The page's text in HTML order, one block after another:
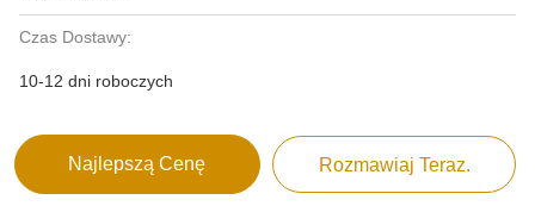
Czas Dostawy:
10-12 dni roboczych
Najlepszą Cenę Rozmawiaj Teraz.